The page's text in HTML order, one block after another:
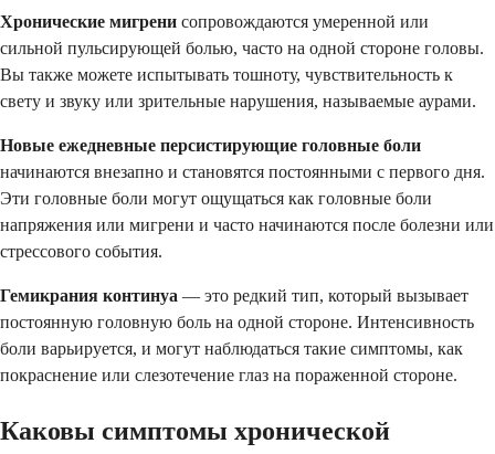
Хронические мигрени сопровождаются умеренной или
сильной пульсирующей болью, часто на одной стороне головы.
Вы также можете испытывать тошноту, чувствительность к
свету и звуку или зрительные нарушения, называемые аурами.
Новые ежедневные персистирующие головные боли
начинаются внезапно и становятся постоянными с первого дня.
Эти головные боли могут ощущаться как головные боли
напряжения или мигрени и часто начинаются после болезни или
стрессового события.
Гемикрания континуа — это редкий тип, который вызывает
постоянную головную боль на одной стороне. Интенсивность
боли варьируется, и могут наблюдаться такие симптомы, как
покраснение или слезотечение глаз на пораженной стороне.
Каковы симптомы хронической